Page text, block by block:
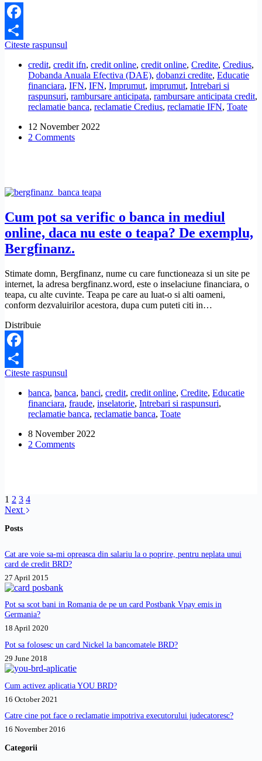
Facebook
Share
Citeste raspunsul
a
pus
o
dobanda
exorbitanta!
dau
de
credit, credit ifn, credit online, credit online, Credite, Credius,
Dobanda Anuala Efectiva (DAE), dobanzi credite, Educatie
financiara, IFN, IFN, Imprumut, imprumut, Intrebari si
raspunsuri, rambursare anticipata, rambursare anticipata credit,
reclamatie banca, reclamatie Credius, reclamatie IFN, Toate
12 November 2022
2 Comments
Cum pot sa verific o banca in mediul
online, daca nu este o teapa? De exemplu,
Bergfinanz.
Stimate domn, Bergfinanz, nume cu care functioneaza si un site pe
internet, la adresa bergfinanz.word, este o inselaciune financiara, o
teapa, cu alte cuvinte. Teapa pe care au luat-o si alti oameni,
conform dezvaluirilor acestora, dupa cum puteti citi in…
Distribuie
Facebook
Share
Citeste raspunsul
sa
verific
o
in
mediul
banca, banca, banci, credit, credit online, Credite, Educatie
financiara, fraude, inselatorie, Intrebari si raspunsuri,
reclamatie banca, reclamatie banca, Toate
8 November 2022
2 Comments
1 2 3 4
Next
Posts
Cat are voie sa-mi opreasca din salariu la o poprire, pentru neplata unui
card de credit BRD?
27 April 2015
Pot sa scot bani in Romania de pe un card Postbank Vpay emis in
Germania?
18 April 2020
Pot sa folosesc un card Nickel la bancomatele BRD?
29 June 2018
Cum activez aplicatia YOU BRD?
16 October 2021
Catre cine pot face o reclamatie impotriva executorului judecatoresc?
16 November 2016
Categorii